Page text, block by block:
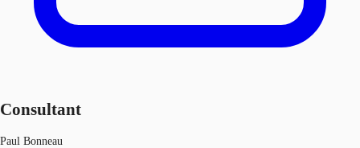
Consultant
Paul Bonneau